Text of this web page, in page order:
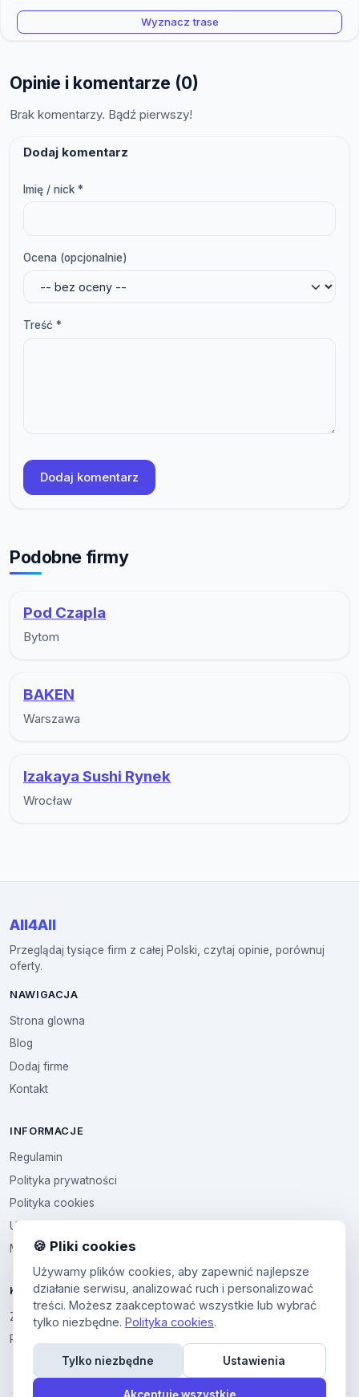
Wyznacz trase
Opinie i komentarze (0)
Brak komentarzy. Bądź pierwszy!
Dodaj komentarz
Imię / nick *
Ocena (opcjonalnie)
Treść *
Dodaj komentarz
Podobne firmy
Pod Czapla
Bytom
BAKEN
Warszawa
Izakaya Sushi Rynek
Wrocław
All4All
Przeglądaj tysiące firm z całej Polski, czytaj opinie, porównuj
oferty.
NAWIGACJA
Strona glowna
Blog
Dodaj firme
Kontakt
INFORMACJE
Regulamin
Polityka prywatności
Polityka cookies
Ustawienia cookies
Multikod
KONTO
Zaloguj sie
Panel uzytkownika
🍪 Pliki cookies
Używamy plików cookies, aby zapewnić najlepsze
działanie serwisu, analizować ruch i personalizować
treści. Możesz zaakceptować wszystkie lub wybrać
tylko niezbędne. Polityka cookies.
Tylko niezbędne Ustawienia
Akceptuję wszystkie